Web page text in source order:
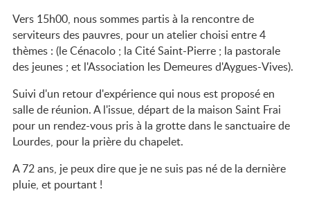
Vers 15h00, nous sommes partis à la rencontre de
serviteurs des pauvres, pour un atelier choisi entre 4
thèmes : (le Cénacolo ; la Cité Saint-Pierre ; la pastorale
des jeunes ; et l'Association les Demeures d'Aygues-Vives).
Suivi d'un retour d'expérience qui nous est proposé en
salle de réunion. A l'issue, départ de la maison Saint Frai
pour un rendez-vous pris à la grotte dans le sanctuaire de
Lourdes, pour la prière du chapelet.
A 72 ans, je peux dire que je ne suis pas né de la dernière
pluie, et pourtant !